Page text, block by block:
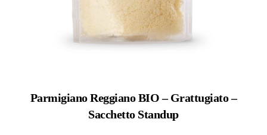
Parmigiano Reggiano BIO – Grattugiato –
Sacchetto Standup